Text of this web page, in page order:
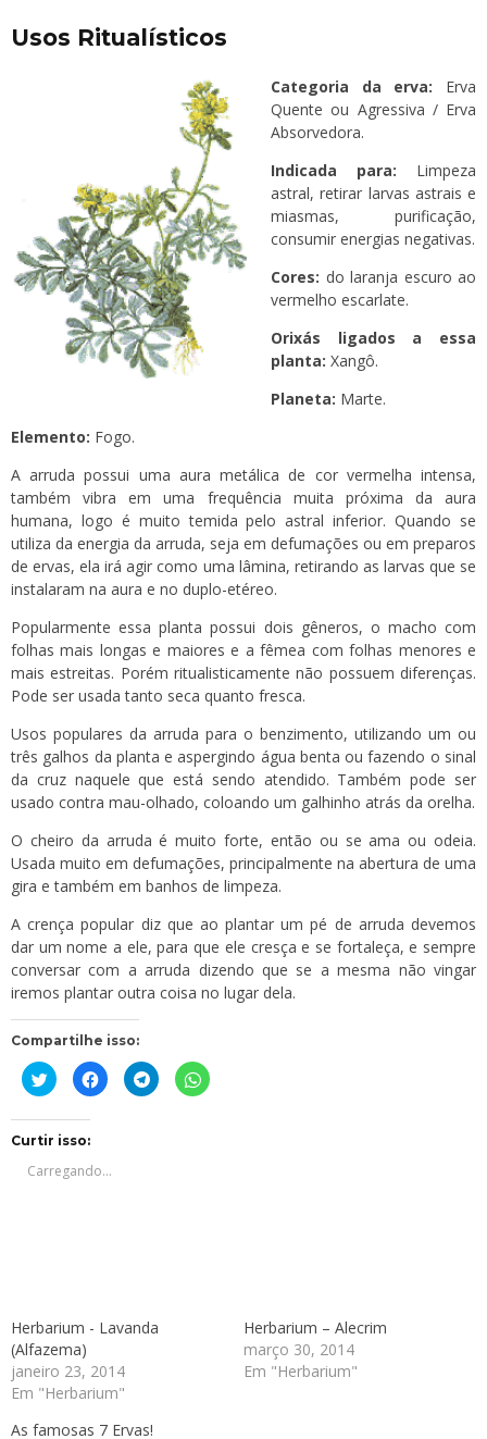
Usos Ritualísticos
Categoria da erva: Erva
Quente ou Agressiva / Erva
Absorvedora.
Indicada para: Limpeza
astral, retirar larvas astrais e
miasmas, purificação,
consumir energias negativas.
Cores: do laranja escuro ao
vermelho escarlate.
Orixás ligados a essa
planta: Xangô.
Planeta: Marte.
Elemento: Fogo.
A arruda possui uma aura metálica de cor vermelha intensa,
também vibra em uma frequência muita próxima da aura
humana, logo é muito temida pelo astral inferior. Quando se
utiliza da energia da arruda, seja em defumações ou em preparos
de ervas, ela irá agir como uma lâmina, retirando as larvas que se
instalaram na aura e no duplo-etéreo.
Popularmente essa planta possui dois gêneros, o macho com
folhas mais longas e maiores e a fêmea com folhas menores e
mais estreitas. Porém ritualisticamente não possuem diferenças.
Pode ser usada tanto seca quanto fresca.
Usos populares da arruda para o benzimento, utilizando um ou
três galhos da planta e aspergindo água benta ou fazendo o sinal
da cruz naquele que está sendo atendido. Também pode ser
usado contra mau-olhado, coloando um galhinho atrás da orelha.
O cheiro da arruda é muito forte, então ou se ama ou odeia.
Usada muito em defumações, principalmente na abertura de uma
gira e também em banhos de limpeza.
A crença popular diz que ao plantar um pé de arruda devemos
dar um nome a ele, para que ele cresça e se fortaleça, e sempre
conversar com a arruda dizendo que se a mesma não vingar
iremos plantar outra coisa no lugar dela.
Compartilhe isso:
Clique
para
compartilhar
em
janela)
Clique
para
compartilhar
janela)
Clique
para
compartilhar
Clique
para
Curtir isso:
Carregando...
Herbarium - Lavanda
(Alfazema)
janeiro 23, 2014
Em "Herbarium"
Herbarium – Alecrim
março 30, 2014
Em "Herbarium"
As famosas 7 Ervas!